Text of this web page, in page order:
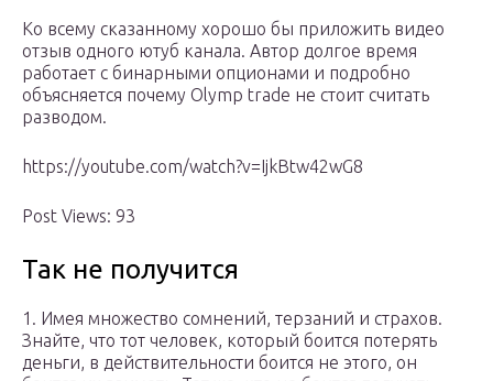
Ко всему сказанному хорошо бы приложить видео
отзыв одного ютуб канала. Автор долгое время
работает с бинарными опционами и подробно
объясняется почему Olymp trade не стоит считать
разводом.
https://youtube.com/watch?v=IjkBtw42wG8
Post Views: 93
Так не получится
1. Имея множество сомнений, терзаний и страхов.
Знайте, что тот человек, который боится потерять
деньги, в действительности боится не этого, он